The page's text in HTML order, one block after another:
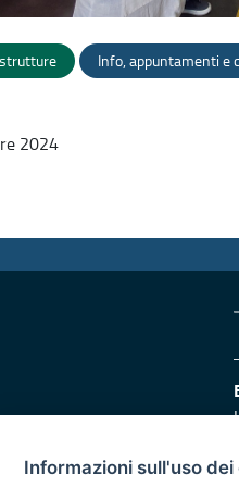
Info, appuntamenti e
2024
70121 Bari
Informazioni sull'uso